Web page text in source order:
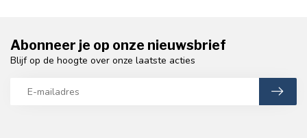
Abonneer je op onze nieuwsbrief
Blijf op de hoogte over onze laatste acties